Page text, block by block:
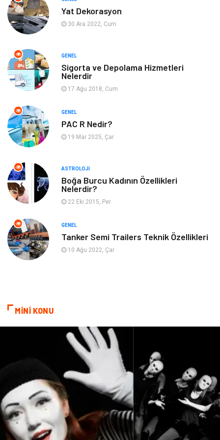
Gıda Organizasyon
Spor
Tatil Hobi
Genel Kültür
Müzik
Mobilya
Finans
Aksesuar
Astroloji
Yat Dekorasyon
30 Ara 2022, Cum
GENEL
Sigorta ve Depolama Hizmetleri
Nelerdir
17 Ağu 2018, Cum
GENEL
PAC R Nedir?
19 Mar 2025, Çar
ASTROLOJI
Boğa Burcu Kadının Özellikleri
Nelerdir?
22 Eki 2015, Per
GENEL
Tanker Semi Trailers Teknik Özellikleri
10 Ağu 2022, Çar
MİNİ KONU